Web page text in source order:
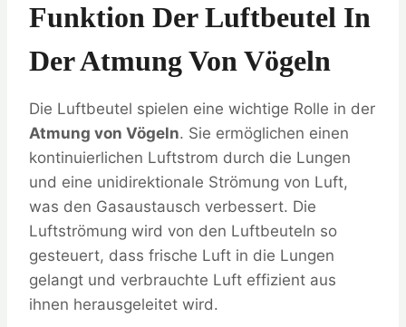
Funktion Der Luftbeutel In
Der Atmung Von Vögeln
Die Luftbeutel spielen eine wichtige Rolle in der
Atmung von Vögeln. Sie ermöglichen einen
kontinuierlichen Luftstrom durch die Lungen
und eine unidirektionale Strömung von Luft,
was den Gasaustausch verbessert. Die
Luftströmung wird von den Luftbeuteln so
gesteuert, dass frische Luft in die Lungen
gelangt und verbrauchte Luft effizient aus
ihnen herausgeleitet wird.